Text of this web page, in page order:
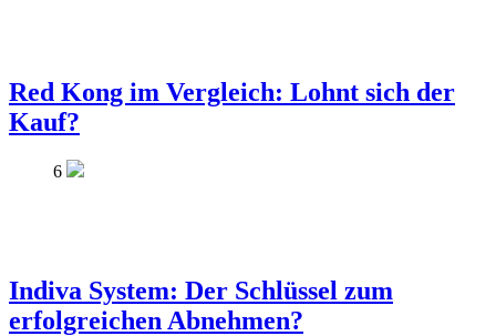
Red Kong im Vergleich: Lohnt sich der
Kauf?
6
Indiva System: Der Schlüssel zum
erfolgreichen Abnehmen?